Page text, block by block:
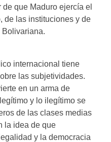
que Maduro ejercía el
de las instituciones y de
Bolivariana.
internacional tiene
las subjetividades.
en un arma de
y lo ilegítimo se
de las clases medias
la idea de que
y la democracia